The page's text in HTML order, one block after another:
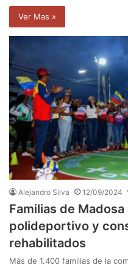
Ver Mas »
Alejandro Silva 12/09/2024
Familias de
polideportivo y
rehabilitados
Más de 1.400 familias de la